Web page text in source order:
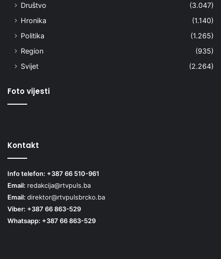
Društvo
(3.047)
Hronika
(1.140)
Politika
(1.265)
Region
(935)
Svijet
(2.264)
Foto vijesti
Kontakt
Info telefon: +387 66 510-961
Email: redakcija@rtvpuls.ba
Email: direktor@rtvpulsbrcko.ba
Viber: +387 66 863-529
Whatsapp: +387 66 863-529